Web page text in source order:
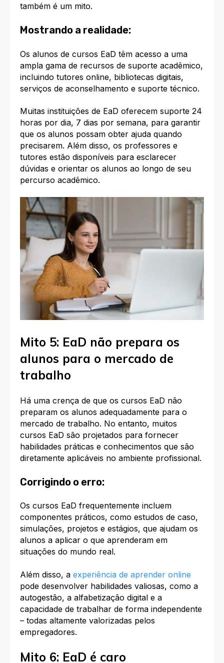
também é um mito.
Mostrando a realidade:
Os alunos de cursos EaD têm acesso a uma
ampla gama de recursos de suporte acadêmico,
incluindo tutores online, bibliotecas digitais,
serviços de aconselhamento e suporte técnico.
Muitas instituições de EaD oferecem suporte 24
horas por dia, 7 dias por semana, para garantir
que os alunos possam obter ajuda quando
precisarem. Além disso, os professores e
tutores estão disponíveis para esclarecer
dúvidas e orientar os alunos ao longo de seu
percurso acadêmico.
Mito 5: EaD não prepara os
alunos para o mercado de
trabalho
Há uma crença de que os cursos EaD não
preparam os alunos adequadamente para o
mercado de trabalho. No entanto, muitos
cursos EaD são projetados para fornecer
habilidades práticas e conhecimentos que são
diretamente aplicáveis no ambiente profissional.
Corrigindo o erro:
Os cursos EaD frequentemente incluem
componentes práticos, como estudos de caso,
simulações, projetos e estágios, que ajudam os
alunos a aplicar o que aprenderam em
situações do mundo real.
Além disso, a experiência de aprender online
pode desenvolver habilidades valiosas, como a
autogestão, a alfabetização digital e a
capacidade de trabalhar de forma independente
– todas altamente valorizadas pelos
empregadores.
Mito 6: EaD é caro